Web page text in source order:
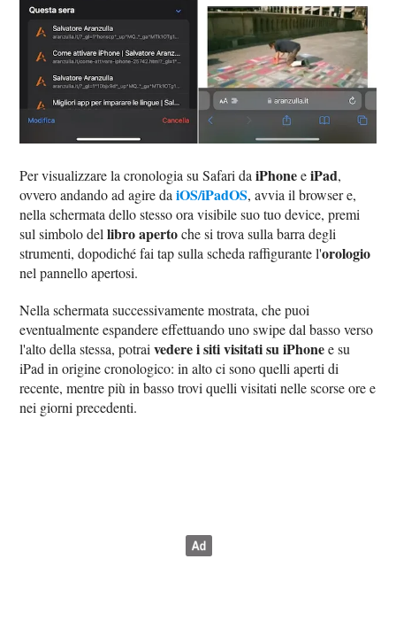
Per visualizzare la cronologia su Safari daiPhoneeiPad,
ovvero andando ad agire daiOS/iPadOS, avvia il browser e,
nella schermata dello stesso ora visibile suo tuo device, premi
sul simbolo dellibro apertoche si trova sulla barra degli
strumenti, dopodiché fai tap sulla scheda raffigurante l'orologio
nel pannello apertosi.
Nella schermata successivamente mostrata, che puoi
eventualmente espandere effettuando uno swipe dal basso verso
l'alto della stessa, potraivedere i siti visitati su iPhonee su
iPad in origine cronologico: in alto ci sono quelli aperti di
recente, mentre più in basso trovi quelli visitati nelle scorse ore e
nei giorni precedenti.